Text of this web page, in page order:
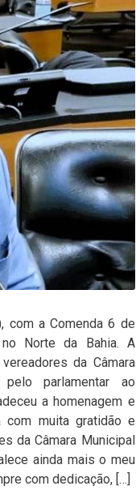
com a Comenda 6 de
Norte da Bahia. A
da Câmara
parlamentar ao
a homenagem e
com muita gratidão e
da Câmara Municipal
ainda mais o meu
com dedicação, […]